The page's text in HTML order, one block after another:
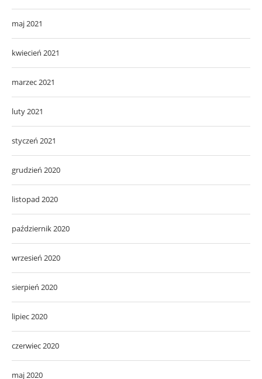
maj 2021
kwiecień 2021
marzec 2021
luty 2021
styczeń 2021
grudzień 2020
listopad 2020
październik 2020
wrzesień 2020
sierpień 2020
lipiec 2020
czerwiec 2020
maj 2020